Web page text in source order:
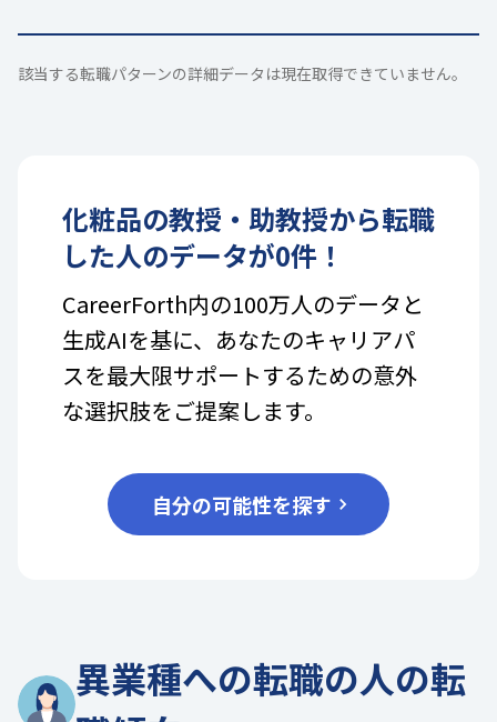
該当する転職パターンの詳細データは現在取得できていません。
化粧品の教授・助教授から転職
した人のデータが0件！
CareerForth内の100万人のデータと
生成AIを基に、あなたのキャリアパ
スを最大限サポートするための意外
な選択肢をご提案します。
自分の可能性を探す
異業種への転職の人の転